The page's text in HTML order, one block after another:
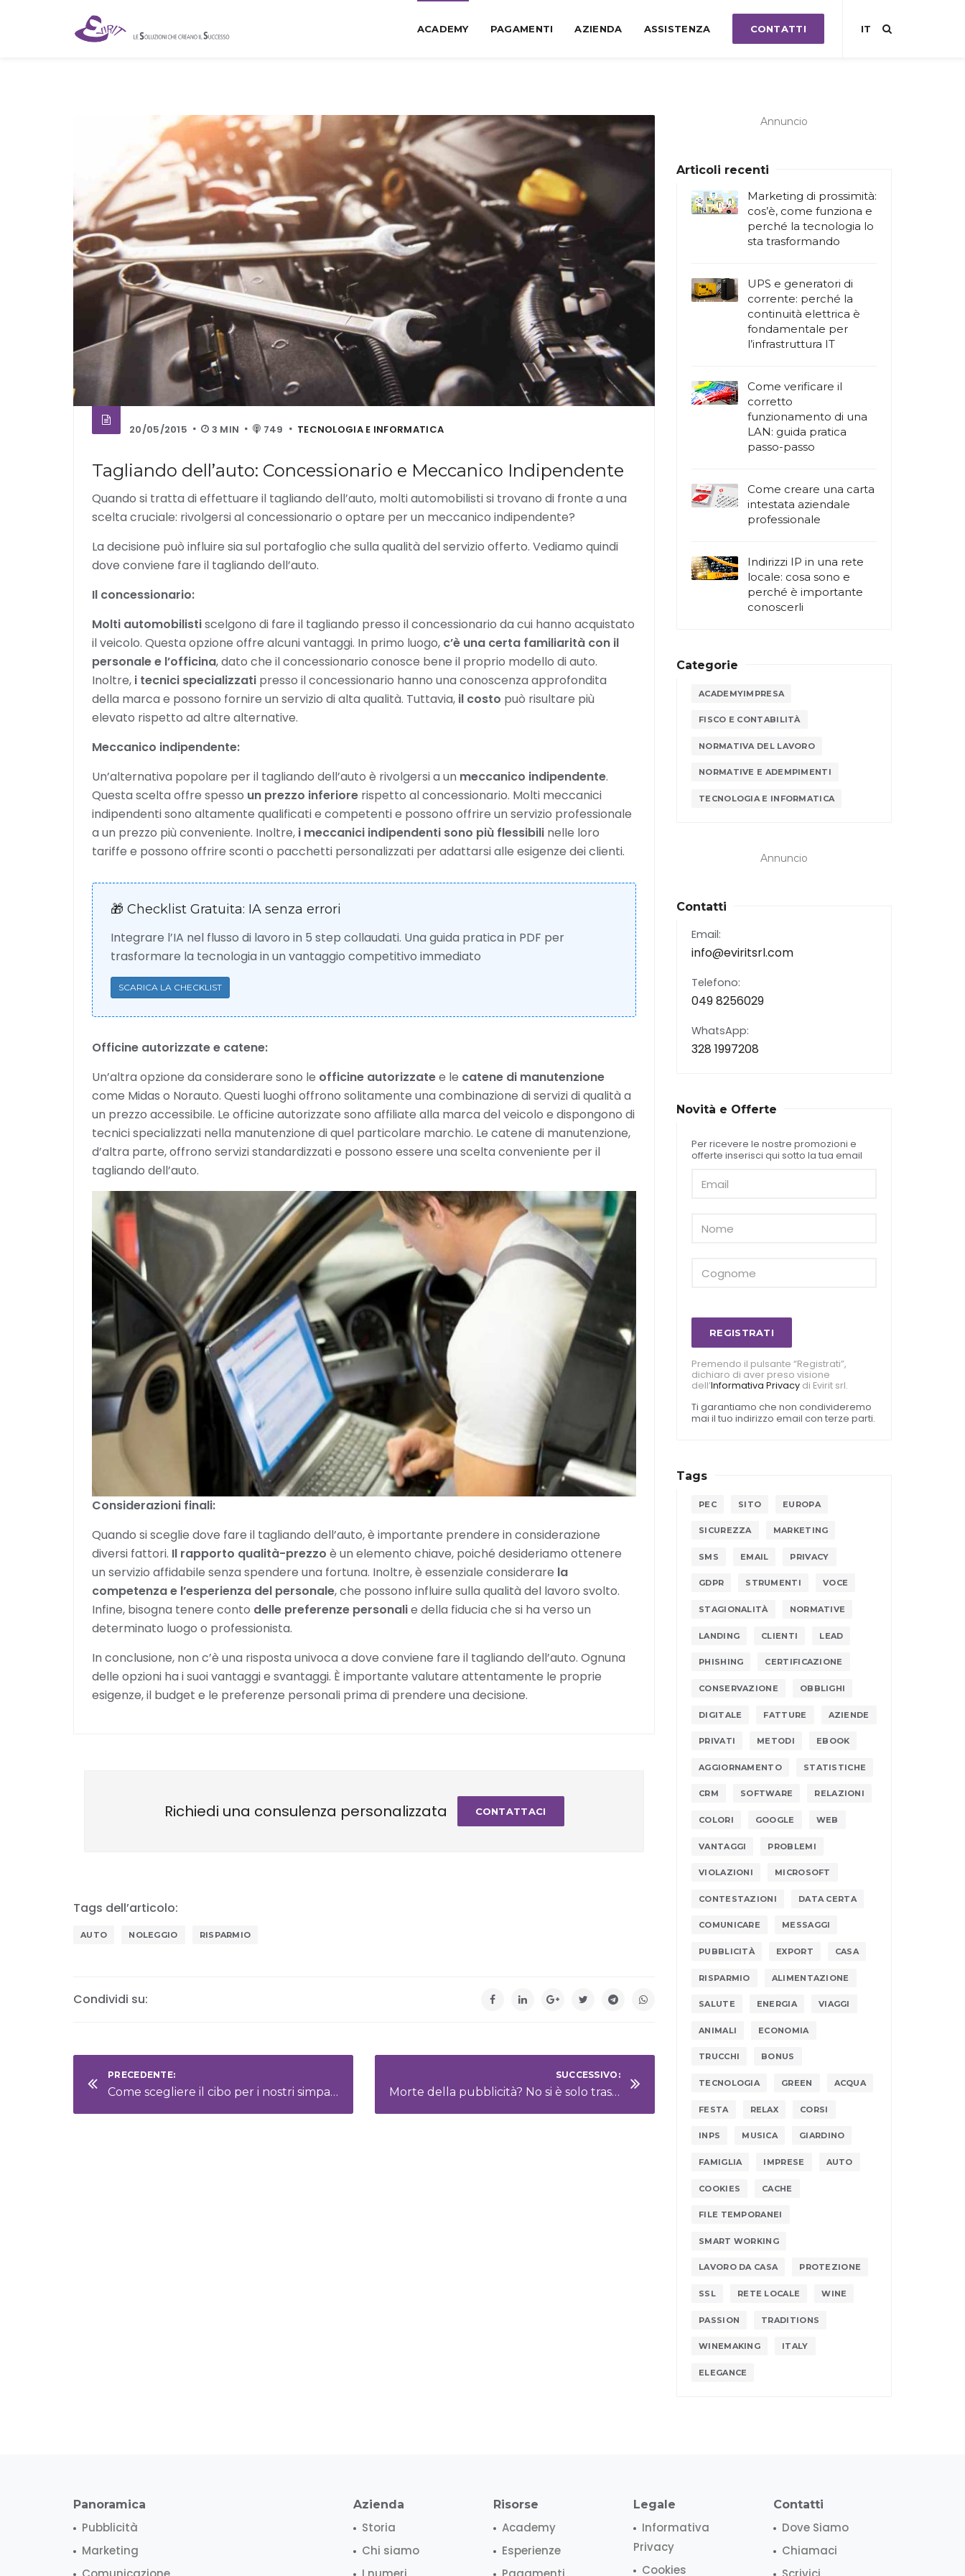
IT
ACADEMY PAGAMENTI AZIENDA ASSISTENZA CONTATTI
20/05/2015 3 MIN 749 TECNOLOGIA E INFORMATICA
Tagliando dell’auto: Concessionario e Meccanico Indipendente
Quando si tratta di effettuare il tagliando dell’auto, molti automobilisti si trovano di fronte a una
scelta cruciale: rivolgersi al concessionario o optare per un meccanico indipendente?
La decisione può influire sia sul portafoglio che sulla qualità del servizio offerto. Vediamo quindi
dove conviene fare il tagliando dell’auto.
Il concessionario:
Molti automobilistiscelgono di fare il tagliando presso il concessionario da cui hanno acquistato
il veicolo. Questa opzione offre alcuni vantaggi. In primo luogo, c’è una certa familiarità con il
personale e l’officina, dato che il concessionario conosce bene il proprio modello di auto.
Inoltre, i tecnici specializzati presso il concessionario hanno una conoscenza approfondita
della marca e possono fornire un servizio di alta qualità. Tuttavia, il costo può risultare più
elevato rispetto ad altre alternative.
Meccanico indipendente:
Un’alternativa popolare per il tagliando dell’auto è rivolgersi a un meccanico indipendente.
Questa scelta offre spesso un prezzo inferiore rispetto al concessionario. Molti meccanici
indipendenti sono altamente qualificati e competenti e possono offrire un servizio professionale
a un prezzo più conveniente. Inoltre, i meccanici indipendenti sono più flessibili nelle loro
tariffe e possono offrire sconti o pacchetti personalizzati per adattarsi alle esigenze dei clienti.
🎁 Checklist Gratuita: IA senza errori
Integrare l’IA nel flusso di lavoro in 5 step collaudati. Una guida pratica in PDF per
trasformare la tecnologia in un vantaggio competitivo immediato
SCARICA LA CHECKLIST
Officine autorizzate e catene:
Un’altra opzione da considerare sono le officine autorizzatee le catene di manutenzione
come Midas o Norauto. Questi luoghi offrono solitamente una combinazione di servizi di qualità a
un prezzo accessibile. Le officine autorizzate sono affiliate alla marca del veicolo e dispongono di
tecnici specializzati nella manutenzione di quel particolare marchio. Le catene di manutenzione,
d’altra parte, offrono servizi standardizzati e possono essere una scelta conveniente per il
tagliando dell’auto.
Considerazioni finali:
Quando si sceglie dove fare il tagliando dell’auto, è importante prendere in considerazione
diversi fattori. Il rapporto qualità-prezzo è un elemento chiave, poiché desideriamo ottenere
un servizio affidabile senza spendere una fortuna. Inoltre, è essenziale considerare la
competenza e l’esperienza del personale, che possono influire sulla qualità del lavoro svolto.
Infine, bisogna tenere conto delle preferenze personalie della fiducia che si ha verso un
determinato luogo o professionista.
In conclusione, non c’è una risposta univoca a dove conviene fare il tagliando dell’auto. Ognuna
delle opzioni ha i suoi vantaggi e svantaggi. È importante valutare attentamente le proprie
esigenze, il budget e le preferenze personali prima di prendere una decisione.
Richiedi una consulenza personalizzata CONTATTACI
Tags dell’articolo:
AUTO NOLEGGIO RISPARMIO
Condividi su:
PRECEDENTE:
Come scegliere il cibo per i nostri simpatici amici gatti
SUCCESSIVO:
Morte della pubblicità? No si è solo trasformata!!!
Annuncio
Articoli recenti
Marketing di prossimità:
cos’è, come funziona e
perché la tecnologia lo
sta trasformando
UPS e generatori di
corrente: perché la
continuità elettrica è
fondamentale per
l’infrastruttura IT
Come verificare il
corretto
funzionamento di una
LAN: guida pratica
passo-passo
Come creare una carta
intestata aziendale
professionale
Indirizzi IP in una rete
locale: cosa sono e
perché è importante
conoscerli
Categorie
ACADEMYIMPRESA
FISCO E CONTABILITÀ
NORMATIVA DEL LAVORO
NORMATIVE E ADEMPIMENTI
TECNOLOGIA E INFORMATICA
Annuncio
Contatti
Email:
info@eviritsrl.com
Telefono:
049 8256029
WhatsApp:
328 1997208
Novità e Offerte
Per ricevere le nostre promozioni e
offerte inserisci qui sotto la tua email
REGISTRATI
Premendo il pulsante “Registrati”,
dichiaro di aver preso visione
dell’Informativa Privacy di Evirit srl.
Ti garantiamo che non condivideremo
mai il tuo indirizzo email con terze parti.
Tags
PEC SITO EUROPA
SICUREZZA MARKETING
SMS EMAIL PRIVACY
GDPR STRUMENTI VOCE
STAGIONALITÀ NORMATIVE
LANDING CLIENTI LEAD
PHISHING CERTIFICAZIONE
CONSERVAZIONE OBBLIGHI
DIGITALE FATTURE AZIENDE
PRIVATI METODI EBOOK
AGGIORNAMENTO STATISTICHE
CRM SOFTWARE RELAZIONI
COLORI GOOGLE WEB
VANTAGGI PROBLEMI
VIOLAZIONI MICROSOFT
CONTESTAZIONI DATA CERTA
COMUNICARE MESSAGGI
PUBBLICITÀ EXPORT CASA
RISPARMIO ALIMENTAZIONE
SALUTE ENERGIA VIAGGI
ANIMALI ECONOMIA
TRUCCHI BONUS
TECNOLOGIA GREEN ACQUA
FESTA RELAX CORSI
INPS MUSICA GIARDINO
FAMIGLIA IMPRESE AUTO
COOKIES CACHE
FILE TEMPORANEI
SMART WORKING
LAVORO DA CASA PROTEZIONE
SSL RETE LOCALE WINE
PASSION TRADITIONS
WINEMAKING ITALY
ELEGANCE
Panoramica
Pubblicità
Marketing
Azienda
Storia
Chi siamo
Risorse
Academy
Esperienze
Legale
Informativa
Privacy
Cookies
Contatti
Dove Siamo
Chiamaci